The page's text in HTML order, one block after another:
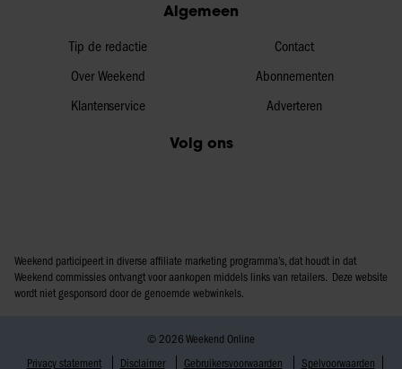
Algemeen
Tip de redactie
Over Weekend
Klantenservice
Contact
Abonnementen
Adverteren
Volg ons
Weekend participeert in diverse affiliate marketing programma’s, dat houdt in dat
Weekend commissies ontvangt voor aankopen middels links van retailers. Deze website
wordt niet gesponsord door de genoemde webwinkels.
© 2026 Weekend Online
Privacy statement
Disclaimer Gebruikersvoorwaarden Spelvoorwaarden